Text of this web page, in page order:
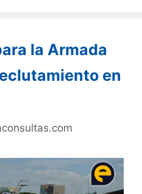
la Armada
en